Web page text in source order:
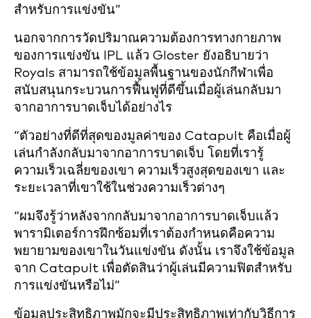
สำหรับการแข่งขัน”
นอกจากการวัดปริมาณความต้องการทางกายภาพ
ของการแข่งขัน IPL แล้ว Gloster ยังอธิบายว่า
Royals สามารถใช้ข้อมูลพื้นฐานของนักกีฬาเพื่อ
สนับสนุนกระบวนการฟื้นฟูที่ดีขึ้นเมื่อผู้เล่นกลับมา
จากอาการบาดเจ็บได้อย่างไร
“ตัวอย่างที่ดีที่สุดของมูลค่าของ Catapult คือเมื่อผู้
เล่นกำลังกลับมาจากอาการบาดเจ็บ โดยที่เรารู้
ความเร็วเฉลี่ยของเขา ความเร็วสูงสุดของเขา และ
ระยะเวลาที่เขาใช้ในช่วงความเร็วต่างๆ
“ผมจึงรู้ว่าหลังจากกลับมาจากอาการบาดเจ็บแล้ว
พารามิเตอร์การฝึกซ้อมที่เราต้องกำหนดคือความ
พยายามของเขาในวันแข่งขัน ดังนั้น เราจึงใช้ข้อมูล
จาก Catapult เพื่อตัดสินว่าผู้เล่นมีความฟิตสำหรับ
การแข่งขันหรือไม่”
ข้อมูลประสิทธิภาพมักจะมีประสิทธิภาพเท่ากับวิธีการ